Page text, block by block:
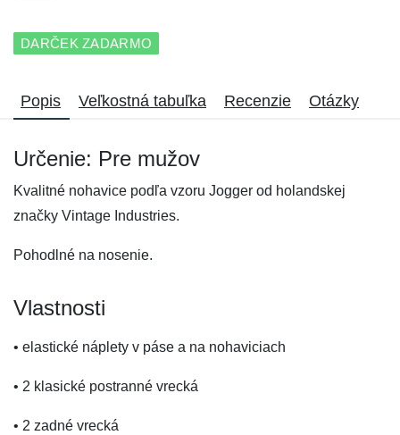
DARČEK ZADARMO
Popis Veľkostná tabuľka Recenzie Otázky
Určenie: Pre mužov
Kvalitné nohavice podľa vzoru Jogger od holandskej
značky Vintage Industries.
Pohodlné na nosenie.
Vlastnosti
• elastické náplety v páse a na nohaviciach
• 2 klasické postranné vrecká
• 2 zadné vrecká